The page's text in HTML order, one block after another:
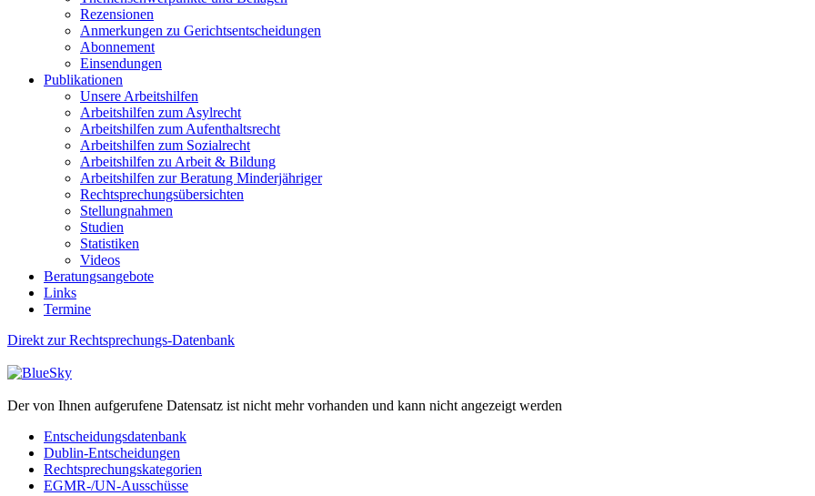
Rezensionen
Anmerkungen zu Gerichtsentscheidungen
Abonnement
Einsendungen
Publikationen
Unsere Arbeitshilfen
Arbeitshilfen zum Asylrecht
Arbeitshilfen zum Aufenthaltsrecht
Arbeitshilfen zum Sozialrecht
Arbeitshilfen zu Arbeit & Bildung
Arbeitshilfen zur Beratung Minderjähriger
Rechtsprechungsübersichten
Stellungnahmen
Studien
Statistiken
Videos
Beratungsangebote
Links
Termine
Direkt zur Rechtsprechungs-Datenbank
Der von Ihnen aufgerufene Datensatz ist nicht mehr vorhanden und kann nicht angezeigt werden
Entscheidungsdatenbank
Dublin-Entscheidungen
Rechtsprechungskategorien
EGMR-/UN-Ausschüsse